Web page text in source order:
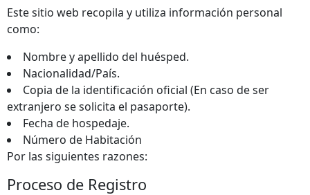
Este sitio web recopila y utiliza información personal
como:
Nombre y apellido del huésped.
Nacionalidad/País.
Copia de la identificación oficial (En caso de ser
extranjero se solicita el pasaporte).
Fecha de hospedaje.
Número de Habitación
Por las siguientes razones:
Proceso de Registro